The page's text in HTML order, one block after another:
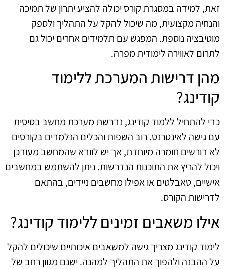
זאת, למידה במסגרת קורס יכולה להציע יתרון של תמיכה
והנחיה מקצועית, מה שיכול להקל על התהליך ולספק
מוטיבציה נוספת. המפגש עם תלמידים אחרים יכול גם
לתרום לאווירה לימודית מפרה.
מהן דרישות המערכת ללימוד
קודינג?
כדי להתחיל ללמוד קודינג, נדרשת מערכת מחשב בסיסית
עם גישה לאינטרנט. רוב השפות והכלים הנלמדים בקורסים
לא דורשים חומרה מיוחדת, אך יש לוודא שהמחשב מעודכן
ויכול להריץ את התוכנות הנדרשות. ניתן להשתמש במחשבים
אישיים, טאבלטים או אפילו מחשבים ניידים, בהתאם
לדרישות הקורס.
אילו משאבים זמינים ללימוד קודינג?
לימוד קודינג מצריך גישה למשאבים איכותיים שיכולים להקל
על ההבנה ולהפוך את התהליך למהנה. ישנם מגוון רחב של